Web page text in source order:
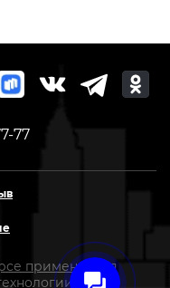
77
применяются